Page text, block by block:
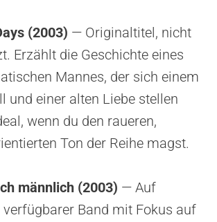
(2003) — Originaltitel, nicht
Erzählt die Geschichte eines
Mannes, der sich einem
und einer alten Liebe stellen
wenn du den raueren,
Ton der Reihe magst.
männlich (2003) — Auf
verfügbarer Band mit Fokus auf